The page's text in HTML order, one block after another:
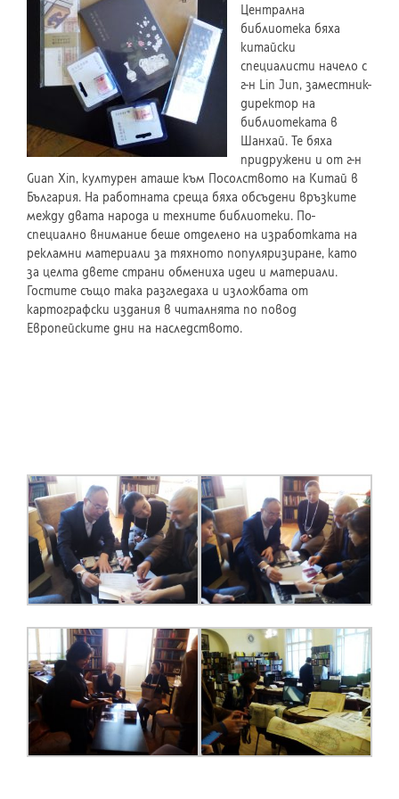
Централна
библиотека бяха
китайски
специалисти начело с
г-н Lin Jun, заместник-
директор на
библиотеката в
Шанхай. Те бяха
придружени и от г-н
Guan Xin, културен аташе към Посолството на Китай в
България. На работната среща бяха обсъдени връзките
между двата народа и техните библиотеки. По-
специално внимание беше отделено на изработката на
рекламни материали за тяхното популяризиране, като
за целта двете страни обмениха идеи и материали.
Гостите също така разгледаха и изложбата от
картографски издания в читалнята по повод
Европейските дни на наследството.